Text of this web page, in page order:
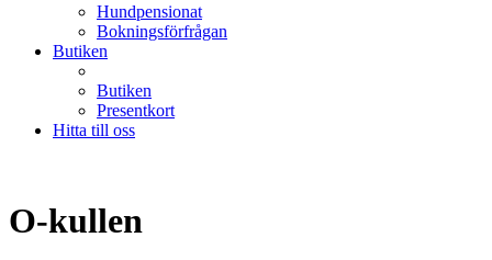
Hundpensionat
Bokningsförfrågan
Butiken
Butiken
Presentkort
Hitta till oss
O-kullen